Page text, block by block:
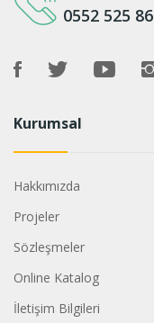
0552 525
Kurumsal
Hakkımızda
Projeler
Sözleşmeler
Online Katalog
İletişim Bilgileri